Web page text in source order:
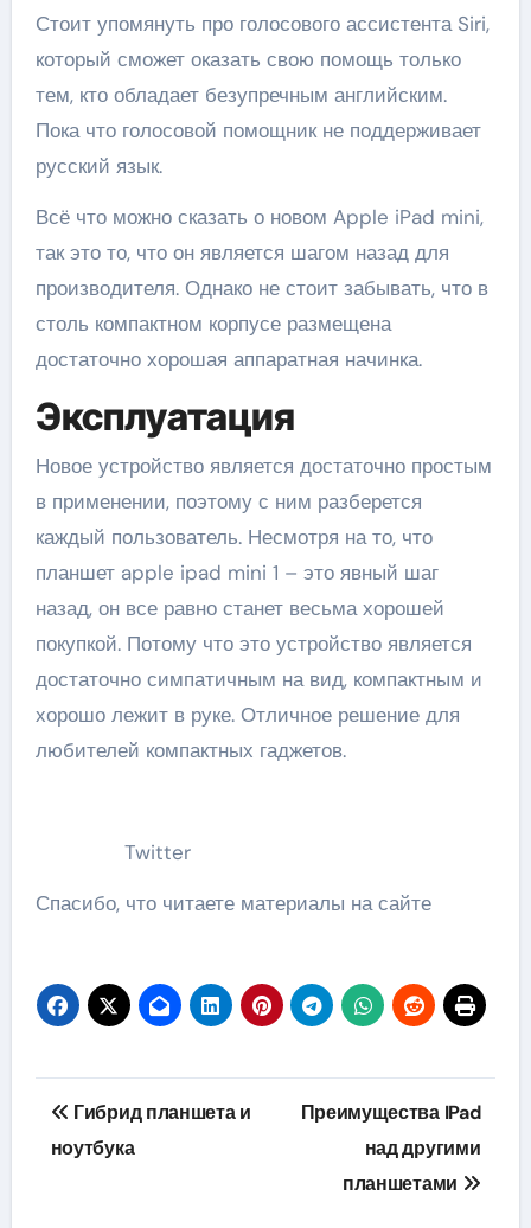
Стоит упомянуть про голосового ассистента Siri,
который сможет оказать свою помощь только
тем, кто обладает безупречным английским.
Пока что голосовой помощник не поддерживает
русский язык.
Всё что можно сказать о новом Apple iPad mini,
так это то, что он является шагом назад для
производителя. Однако не стоит забывать, что в
столь компактном корпусе размещена
достаточно хорошая аппаратная начинка.
Эксплуатация
Новое устройство является достаточно простым
в применении, поэтому с ним разберется
каждый пользователь. Несмотря на то, что
планшет apple ipad mini 1 – это явный шаг
назад, он все равно станет весьма хорошей
покупкой. Потому что это устройство является
достаточно симпатичным на вид, компактным и
хорошо лежит в руке. Отличное решение для
любителей компактных гаджетов.
Twitter
Спасибо, что читаете материалы на сайте
Навигация
по
Гибрид планшета и
ноутбука
Преимущества IPad
над другими
планшетами